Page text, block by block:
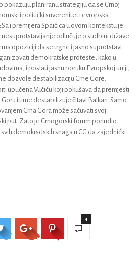
pokazuju planiranu strategiju da se Crnoj
i politički suverenitet i evropska
i premijera Spaićica u ovom kontekstu je
nesuprotstavljanje odlučuje o sudbini države.
opoziciji da se trgne i jasno suprotstavi
demokratske proteste, kako u
i poslati jasnu poruku Evropskoj uniji,
dozvole destabilizaciju Crne Gore.
upućena Vučiću koji pokušava da premjesti
i time destabilizuje čitavi Balkan. Samo
Crna Gora može sačuvati svoj
put. Zato je Crnogorski forum ponudio
demokrsdskih snaga u CG da zajednićki
4